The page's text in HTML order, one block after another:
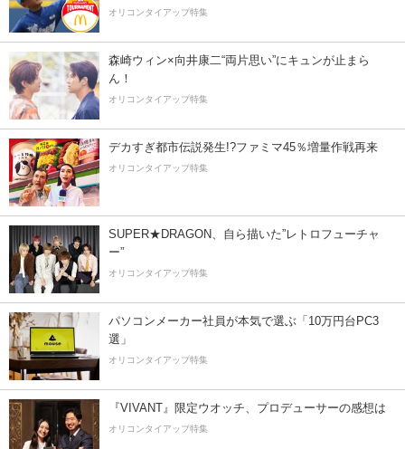
オリコンタイアップ特集
森崎ウィン×向井康二“両片思い”にキュンが止まら
ん！
オリコンタイアップ特集
デカすぎ都市伝説発生!?ファミマ45％増量作戦再来
オリコンタイアップ特集
SUPER★DRAGON、自ら描いた”レトロフューチャ
ー”
オリコンタイアップ特集
パソコンメーカー社員が本気で選ぶ「10万円台PC3
選」
オリコンタイアップ特集
『VIVANT』限定ウオッチ、プロデューサーの感想は
オリコンタイアップ特集